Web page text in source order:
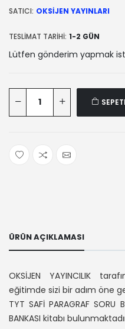
SATICI: OKSIJEN YAYINLARI
TESLIMAT TARIHI: 1-2 GÜN
Lütfen gönderim yapmak
ÜRÜN AÇIKLAMASI
OKSİJEN YAYINCILIK
eğitimde sizi bir adım öne
TYT SAFİ PARAGRAF SORU
BANKASI kitabı